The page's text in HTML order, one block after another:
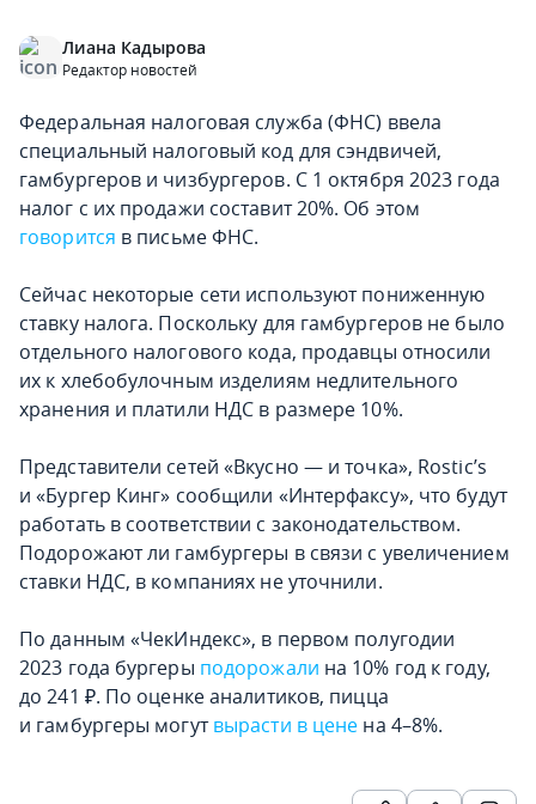
Лиана Кадырова
Редактор новостей
Федеральная налоговая служба (ФНС) ввела
специальный налоговый код для сэндвичей,
гамбургеров и чизбургеров. С 1 октября 2023 года
налог с их продажи составит 20%. Об этом
говорится в письме ФНС.
Сейчас некоторые сети используют пониженную
ставку налога. Поскольку для гамбургеров не было
отдельного налогового кода, продавцы относили
их к хлебобулочным изделиям недлительного
хранения и платили НДС в размере 10%.
Представители сетей «Вкусно — и точка», Rostic’s
и «Бургер Кинг» сообщили «Интерфаксу», что будут
работать в соответствии с законодательством.
Подорожают ли гамбургеры в связи с увеличением
ставки НДС, в компаниях не уточнили.
По данным «ЧекИндекс», в первом полугодии
2023 года бургеры подорожали на 10% год к году,
до 241 ₽. По оценке аналитиков, пицца
и гамбургеры могутвырасти в цене на 4–8%.